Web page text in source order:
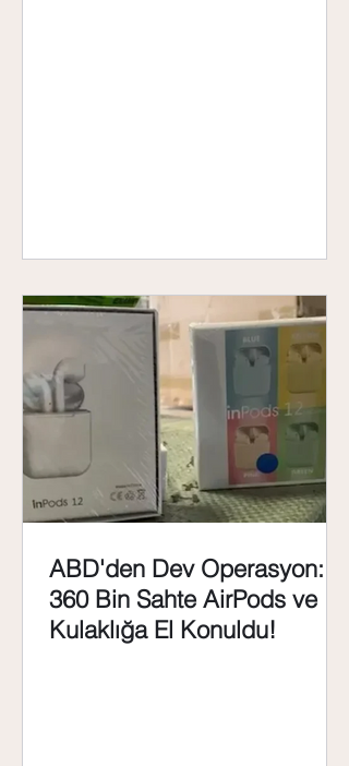
ABD'den Dev Operasyon:
360 Bin Sahte AirPods ve
Kulaklığa El Konuldu!